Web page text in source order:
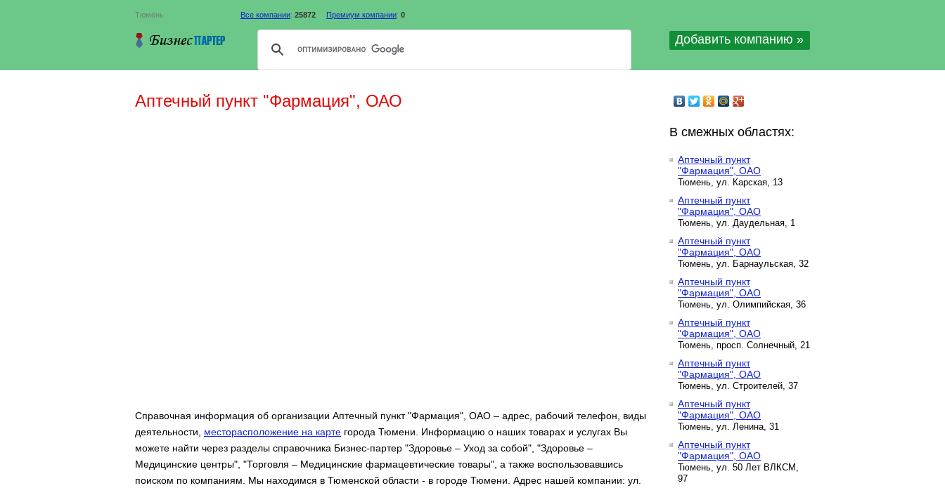
Тюмень Все компании: 25872 Премиум компании: 0
Добавить компанию »
Аптечный пункт "Фармация", ОАО
Справочная информация об организации Аптечный пункт "Фармация", ОАО – адрес, рабочий телефон, виды
деятельности, месторасположение на карте города Тюмени. Информацию о наших товарах и услугах Вы
можете найти через разделы справочника Бизнес-партер "Здоровье – Уход за собой", "Здоровье –
Медицинские центры", "Торговля – Медицинские фармацевтические товары", а также воспользовавшись
поиском по компаниям. Мы находимся в Тюменской области - в городе Тюмени. Адрес нашей компании: ул.
В смежных областях:
Аптечный пункт
"Фармация", ОАО
Тюмень, ул. Карская, 13
Аптечный пункт
"Фармация", ОАО
Тюмень, ул. Даудельная, 1
Аптечный пункт
"Фармация", ОАО
Тюмень, ул. Барнаульская, 32
Аптечный пункт
"Фармация", ОАО
Тюмень, ул. Олимпийская, 36
Аптечный пункт
"Фармация", ОАО
Тюмень, просп. Солнечный, 21
Аптечный пункт
"Фармация", ОАО
Тюмень, ул. Строителей, 37
Аптечный пункт
"Фармация", ОАО
Тюмень, ул. Ленина, 31
Аптечный пункт
"Фармация", ОАО
Тюмень, ул. 50 Лет ВЛКСМ,
97